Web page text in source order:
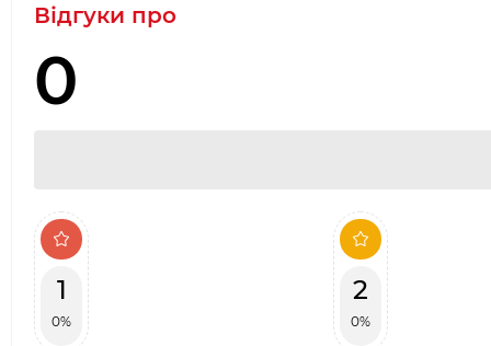
Відгуки про
0
1
0%
2
0%